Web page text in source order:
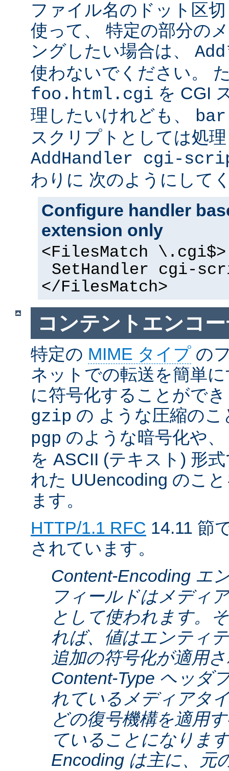
ファイル名のドット区
使って、 特定の部分の
ングしたい場合は、
使わないでください。
foo.html.cgi を CGI
理したいけれども、
スクリプトとしては処
AddHandler cgi-
わりに 次のようにして
Configure handler
extension only
<FilesMatch \.cgi$>
SetHandler cgi-
</FilesMatch>
コンテントエンコ
特定の MIME タイプ の
ネットでの転送を簡単
に符号化することがで
gzip の ような圧縮の
pgp のような暗号化や
を ASCII (テキスト) 形
れた UUencoding のこ
ます。
HTTP/1.1 RFC 14.11 節
されています。
Content-Encoding エ
フィールドはメディ
として使われます。
れば、値はエンティ
追加の符号化が適用
Content-Type ヘッダ
れているメディアタ
どの復号機構を適用
ていることになりま
Encoding は主に、元